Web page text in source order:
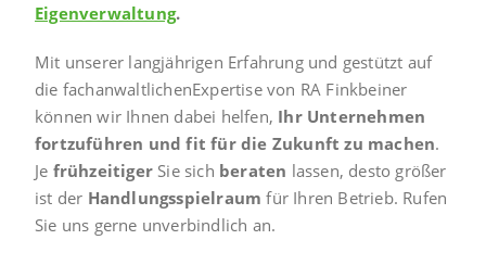
Eigenverwaltung.
Mit unserer langjährigen Erfahrung und gestützt auf
die fachanwaltlichenExpertise von RA Finkbeiner
können wir Ihnen dabei helfen, Ihr Unternehmen
fortzuführen und fit für die Zukunft zu machen.
Je frühzeitiger Sie sich beraten lassen, desto größer
ist der Handlungsspielraum für Ihren Betrieb. Rufen
Sie uns gerne unverbindlich an.